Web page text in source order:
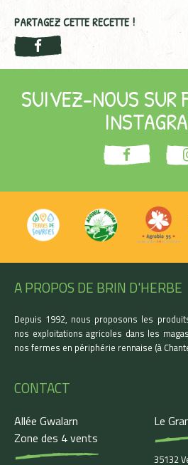
PARTAGEZ CETTE RECETTE !
SUIVEZ-NOUS SUR
A PROPOS DE BRIN D'HERBE
Depuis 1992, nous proposons les
nos exploitations agricoles dans les
nos fermes en périphérie rennaise (à
CONTACT
Allée Gwalarn
Zone des 4 vents
Le
35132